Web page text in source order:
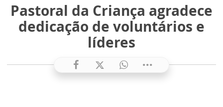
Pastoral da Criança agradece
dedicação de voluntários e
líderes